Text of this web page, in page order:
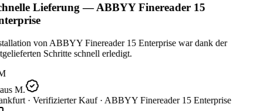
Lieferung — ABBYY Finereader 15
von ABBYY Finereader 15 Enterprise war dank der
Schritte schnell erledigt.
M.
· Verifizierter Kauf ·ABBYY Finereader 15 Enterprise